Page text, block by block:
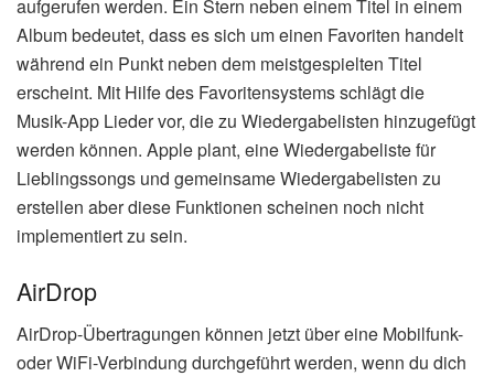
aufgerufen werden. Ein Stern neben einem Titel in einem
Album bedeutet, dass es sich um einen Favoriten handelt
während ein Punkt neben dem meistgespielten Titel
erscheint. Mit Hilfe des Favoritensystems schlägt die
Musik-App Lieder vor, die zu Wiedergabelisten hinzugefügt
werden können. Apple plant, eine Wiedergabeliste für
Lieblingssongs und gemeinsame Wiedergabelisten zu
erstellen aber diese Funktionen scheinen noch nicht
implementiert zu sein.
AirDrop
AirDrop-Übertragungen können jetzt über eine Mobilfunk-
oder WiFi-Verbindung durchgeführt werden, wenn du dich